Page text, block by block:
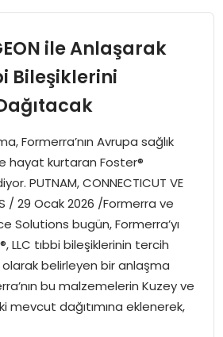
ile Anlaşarak
Bileşiklerini
Formerra’nın Avrupa sağlık
hayat kurtaran Foster®
PUTNAM, CONNECTICUT VE
/ 29 Ocak 2026 /Formerra ve
Solutions bugün, Formerra’yı
LLC tıbbi bileşiklerinin tercih
belirleyen bir anlaşma
bu malzemelerin Kuzey ve
mevcut dağıtımına eklenerek,